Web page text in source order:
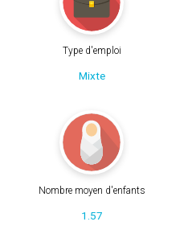
Type d'emploi
Mixte
Nombre moyen d'enfants
1.57